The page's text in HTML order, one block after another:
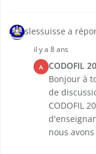
slessuisse a
il y a 8 ans
A CODOFIL
Bonjour à
de
CODOFIL
nous